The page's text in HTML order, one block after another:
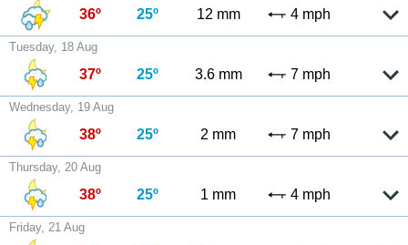
36º 25º 12 mm 4 mph
Tuesday, 18 Aug
37º 25º 3.6 mm 7 mph
Wednesday, 19 Aug
38º 25º 2 mm 7 mph
Thursday, 20 Aug
38º 25º 1 mm 4 mph
Friday, 21 Aug